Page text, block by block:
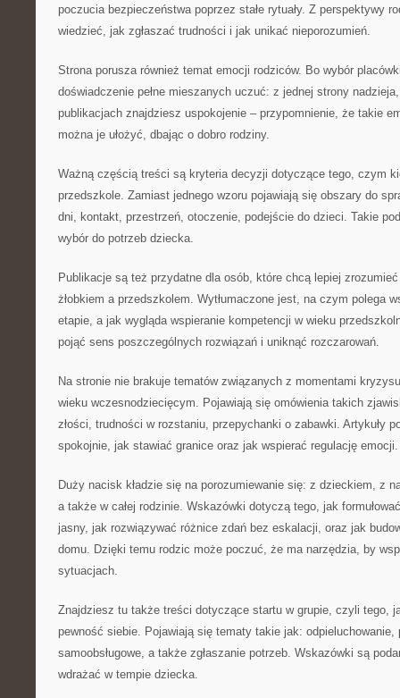
poczucia bezpieczeństwa poprzez stałe rytuały. Z perspektywy
wiedzieć, jak zgłaszać trudności i jak unikać nieporozumień.
Strona porusza również temat emocji rodziców. Bo wybór
doświadczenie pełne mieszanych uczuć: z jednej strony
publikacjach znajdziesz uspokojenie – przypomnienie, że takie
można je ułożyć, dbając o dobro rodziny.
Ważną częścią treści są kryteria decyzji dotyczące tego, czym
przedszkole. Zamiast jednego wzoru pojawiają się obszary do
dni, kontakt, przestrzeń, otoczenie, podejście do dzieci. Takie
wybór do potrzeb dziecka.
Publikacje są też przydatne dla osób, które chcą lepiej
żłobkiem a przedszkolem. Wytłumaczone jest, na czym polega
etapie, a jak wygląda wspieranie kompetencji w wieku
pojąć sens poszczególnych rozwiązań i uniknąć rozczarowań.
Na stronie nie brakuje tematów związanych z momentami
wieku wczesnodziecięcym. Pojawiają się omówienia takich
złości, trudności w rozstaniu, przepychanki o zabawki. Artykuły
spokojnie, jak stawiać granice oraz jak wspierać regulację emocji.
Duży nacisk kładzie się na porozumiewanie się: z dzieckiem, z
a także w całej rodzinie. Wskazówki dotyczą tego, jak
jasny, jak rozwiązywać różnice zdań bez eskalacji, oraz jak
domu. Dzięki temu rodzic może poczuć, że ma narzędzia, by
sytuacjach.
Znajdziesz tu także treści dotyczące startu w grupie, czyli tego,
pewność siebie. Pojawiają się tematy takie jak:
samoobsługowe, a także zgłaszanie potrzeb. Wskazówki są
wdrażać w tempie dziecka.